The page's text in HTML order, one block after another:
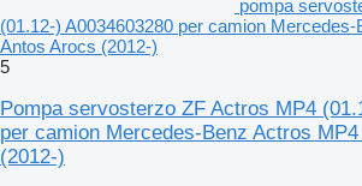
pompa
(01.12-) A0034603280 per camion
Antos Arocs (2012-)
5
Pompa servosterzo ZF Actros MP4
per camion Mercedes-Benz Actros
(2012-)